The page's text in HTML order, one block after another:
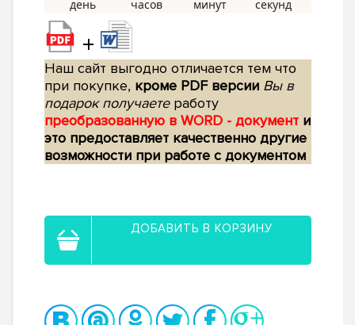
+
Наш сайт выгодно отличается тем что
при покупке, кроме PDF версии Вы в
подарок получаетеработу
преобразованную в WORD - документ и
это предоставляет качественно другие
возможности при работе с документом
ДОБАВИТЬ В КОРЗИНУ